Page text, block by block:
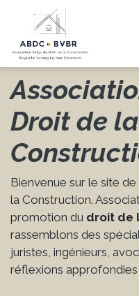
Se rendre au contenu
Droit de la
Bienvenue sur le site
la Construction.
promotion du droit de
rassemblons des
juristes, ingénieurs,
réflexions approfondies